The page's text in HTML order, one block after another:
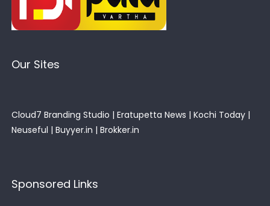
Our Sites
Cloud7 Branding Studio | Eratupetta News | Kochi Today |
Neuseful | Buyyer.in | Brokker.in
Sponsored Links